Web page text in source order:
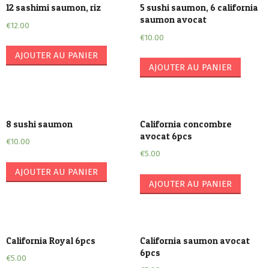
12 sashimi saumon, riz
€12.00
AJOUTER AU PANIER
5 sushi saumon, 6 california
saumon avocat
€10.00
AJOUTER AU PANIER
8 sushi saumon
€10.00
AJOUTER AU PANIER
California concombre
avocat 6pcs
€5.00
AJOUTER AU PANIER
California Royal 6pcs
€5.00
California saumon avocat
6pcs